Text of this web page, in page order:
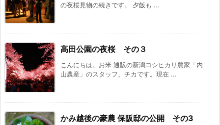
の夜桜見物の続きです。 夕飯も ...
高田公園の夜桜 その３
こんにちは。お米 通販の新潟コシヒカリ農家「内
山農産」のスタッフ、チカです。現在 ...
かみ越後の豪農 保阪邸の公開 その3